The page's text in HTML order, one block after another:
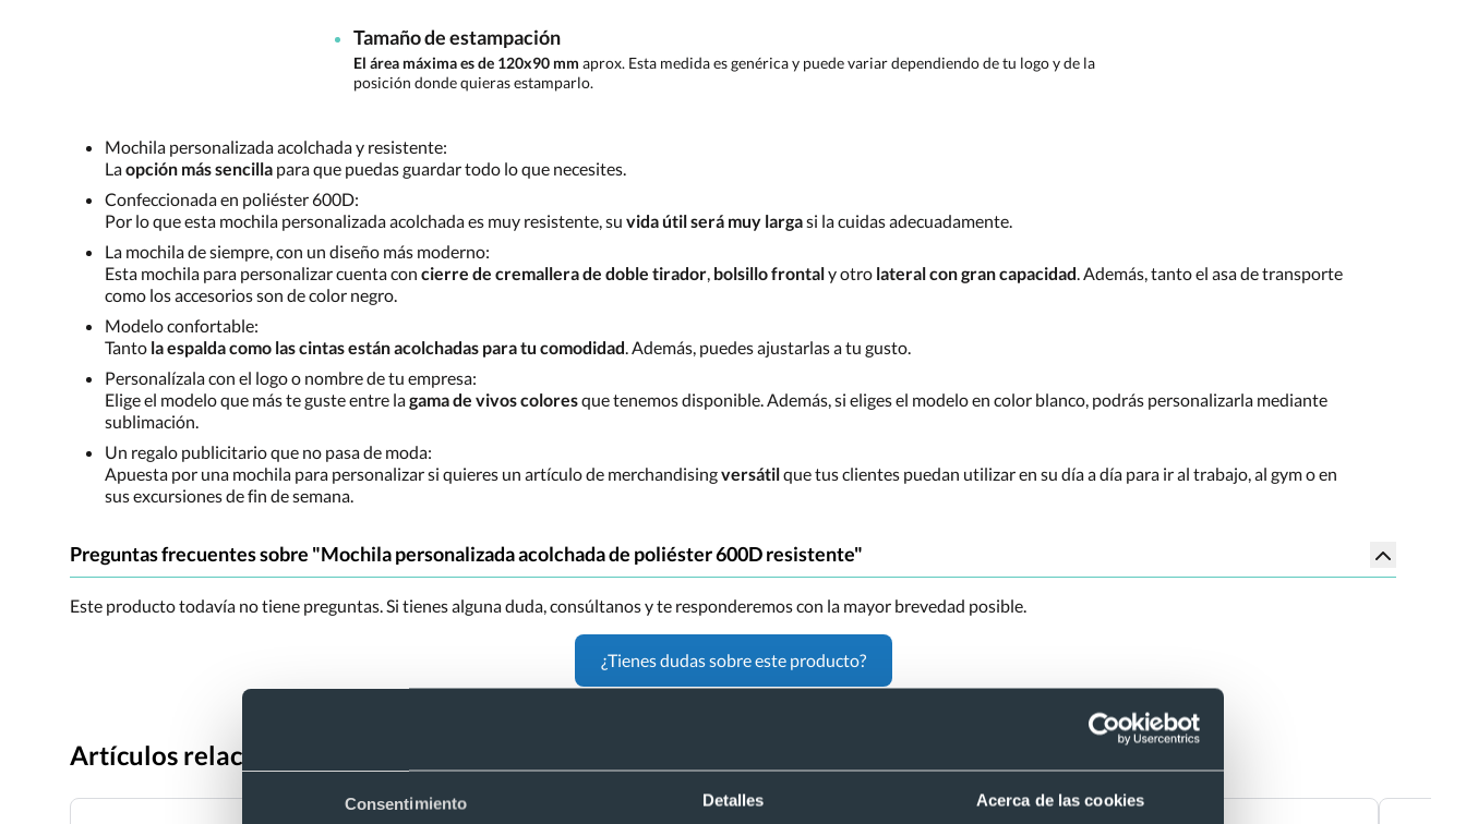
Consentimiento Detalles Acerca de las cookies
Tamaño de estampación
El área máxima es de 120x90 mm aprox. Esta medida es genérica y puede variar dependiendo de tu logo y de la
posición donde quieras estamparlo.
Mochila personalizada acolchada y resistente:
Laopción más sencilla para que puedas guardar todo lo que necesites.
Confeccionada en poliéster 600D:
Por lo que esta mochila personalizada acolchada es muy resistente, su vida útil será muy largasi la cuidas adecuadamente.
La mochila de siempre, con un diseño más moderno:
Esta mochila para personalizar cuenta con cierre de cremallera de doble tirador, bolsillo frontaly otro lateral con gran capacidad. Además, tanto el asa de transporte
como los accesorios son de color negro.
Modelo confortable:
Tanto la espalda como las cintas están acolchadas para tu comodidad. Además, puedes ajustarlas a tu gusto.
Personalízala con el logo o nombre de tu empresa:
Elige el modelo que más te guste entre lagama de vivos coloresque tenemos disponible. Además, si eliges el modelo en color blanco, podrás personalizarla mediante
sublimación.
Un regalo publicitario que no pasa de moda:
Apuesta por una mochila para personalizar si quieres un artículo de merchandisingversátilque tus clientes puedan utilizar en su día a día para ir al trabajo, al gym o en
sus excursiones de fin de semana.
Preguntas frecuentes sobre "Mochila personalizada acolchada de poliéster 600D resistente"
Este producto todavía no tiene preguntas. Si tienes alguna duda, consúltanos y te responderemos con la mayor brevedad posible.
¿Tienes dudas sobre este producto?
Artículos relacionados con Mochila personalizada acolchada de poliéster 600D resistente